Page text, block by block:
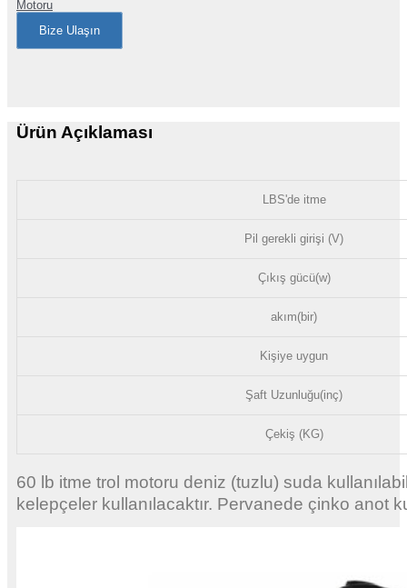
Motoru
Bize Ulaşın
Ürün Açıklaması
LBS'de itme
Pil gerekli girişi (V)
Çıkış gücü(w)
akım(bir)
Kişiye uygun
Şaft Uzunluğu(inç)
Çekiş (KG)
60 lb itme trol motoru deniz (tuzlu) suda
kelepçeler kullanılacaktır. Pervanede çinko anot